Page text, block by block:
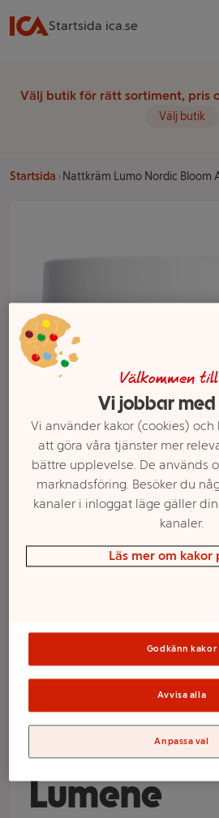
Startsida ica.se
Välj butik för rätt sortiment, pris
Välj butik
Startsida Nattkräm Lumo Nordic Bloom
Nattkräm
Nordic
Anti-
Lumene
Välj butik och
Välkommen
Vi jobbar
Vi använder kakor (cookies)
att göra våra tjänster mer
bättre upplevelse. De används
marknadsföring. Besöker du
kanaler i inloggat läge gäller
kanaler.
Läs mer om kakor
Godkänn kakor
Avvisa alla
Anpassa val